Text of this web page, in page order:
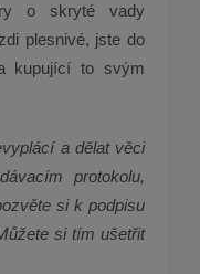
o skryté vady
plesnivé, jste do
kupující to svým
a dělat věci
protokolu,
si k podpisu
si tím ušetřit